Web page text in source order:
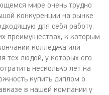
мире очень трудно
конкуренции на рынке
для себя работу.
преимуществах, к которым
колледжа или
тех людей, у которых его
несколько лет на
купить диплом о
в нашей компании у